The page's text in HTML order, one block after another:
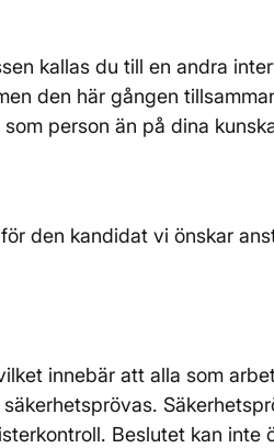
kallas du till en andra
den här gången
person än på dina
den kandidat vi önskar
innebär att alla som
Beslutet kan inte